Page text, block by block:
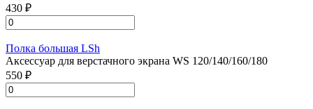
430 ₽
Полка большая LSh
Аксессуар для верстачного экрана WS 120/140/160/180
550 ₽